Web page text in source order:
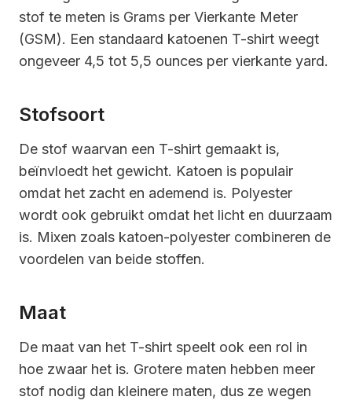
stof te meten is Grams per Vierkante Meter
(GSM). Een standaard katoenen T-shirt weegt
ongeveer 4,5 tot 5,5 ounces per vierkante yard.
Stofsoort
De stof waarvan een T-shirt gemaakt is,
beïnvloedt het gewicht. Katoen is populair
omdat het zacht en ademend is. Polyester
wordt ook gebruikt omdat het licht en duurzaam
is. Mixen zoals katoen-polyester combineren de
voordelen van beide stoffen.
Maat
De maat van het T-shirt speelt ook een rol in
hoe zwaar het is. Grotere maten hebben meer
stof nodig dan kleinere maten, dus ze wegen